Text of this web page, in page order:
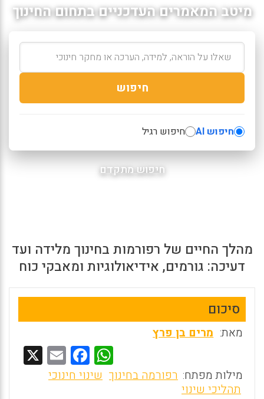
מיטב המאמרים העדכניים בתחום החינוך
חיפוש
חיפוש AI חיפוש רגיל
חיפוש מתקדם
מהלך החיים של רפורמות בחינוך מלידה ועד
דעיכה: גורמים, אידיאולוגיות ומאבקי כוח
סיכום
מאת: מרים בן פרץ
W
h
F
a
E
m מילות מפתח: רפורמה בחינוך שינוי חינוכי
תהליכי שינוי